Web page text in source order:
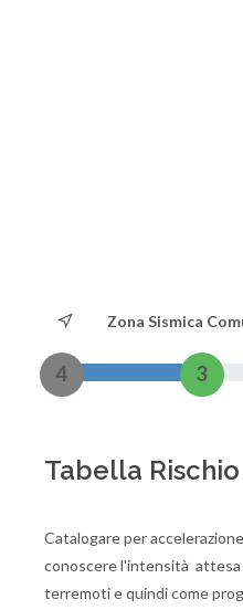
Zona Sismica
4 3
Tabella
Catalogare per
conoscere l'intensità attesa
terremoti e quindi come